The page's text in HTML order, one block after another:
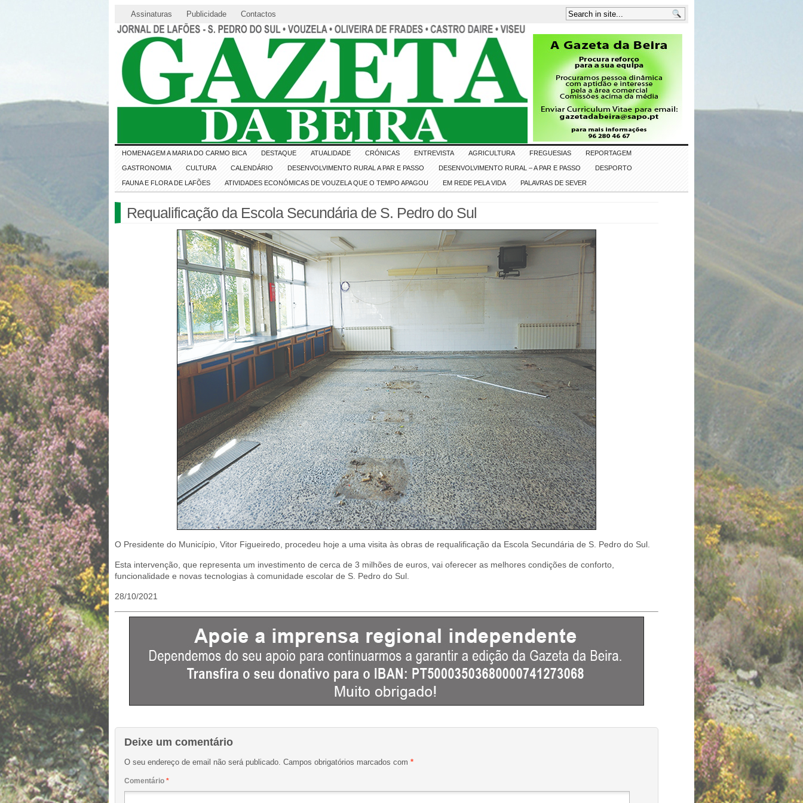
Assinaturas Publicidade Contactos
HOMENAGEM A MARIA DO CARMO BICA DESTAQUE ATUALIDADE CRÓNICAS ENTREVISTA AGRICULTURA FREGUESIAS REPORTAGEM
GASTRONOMIA CULTURA CALENDÁRIO DESENVOLVIMENTO RURAL A PAR E PASSO DESENVOLVIMENTO RURAL – A PAR E PASSO DESPORTO
FAUNA E FLORA DE LAFÕES ATIVIDADES ECONÓMICAS DE VOUZELA QUE O TEMPO APAGOU EM REDE PELA VIDA PALAVRAS DE SEVER
Requalificação da Escola Secundária de S. Pedro do Sul
O Presidente do Município, Vitor Figueiredo, procedeu hoje a uma visita às obras de requalificação da Escola Secundária de S. Pedro do Sul.
Esta intervenção, que representa um investimento de cerca de 3 milhões de euros, vai oferecer as melhores condições de conforto,
funcionalidade e novas tecnologias à comunidade escolar de S. Pedro do Sul.
28/10/2021
Deixe um comentário
O seu endereço de email não será publicado. Campos obrigatórios marcados com *
Comentário *